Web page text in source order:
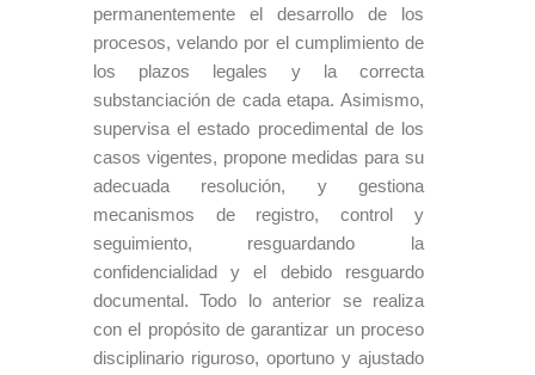
permanentemente el desarrollo de los
procesos, velando por el cumplimiento de
los plazos legales y la correcta
substanciación de cada etapa. Asimismo,
supervisa el estado procedimental de los
casos vigentes, propone medidas para su
adecuada resolución, y gestiona
mecanismos de registro, control y
seguimiento, resguardando la
confidencialidad y el debido resguardo
documental. Todo lo anterior se realiza
con el propósito de garantizar un proceso
disciplinario riguroso, oportuno y ajustado